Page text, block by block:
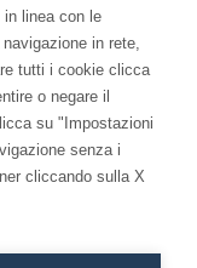
come la
l'azienda.
in linea con le
in rete,
tutti i cookie clicca
o negare il
su "Impostazioni
senza i
cliccando sulla X